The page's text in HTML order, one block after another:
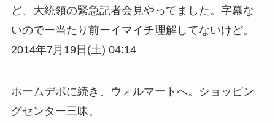
ど、大統領の緊急記者会見やってました。字幕な
いのでー当たり前ーイマイチ理解してないけど。
2014年7月19日(土) 04:14
ホームデポに続き、ウォルマートへ。ショッピン
グセンター三昧。